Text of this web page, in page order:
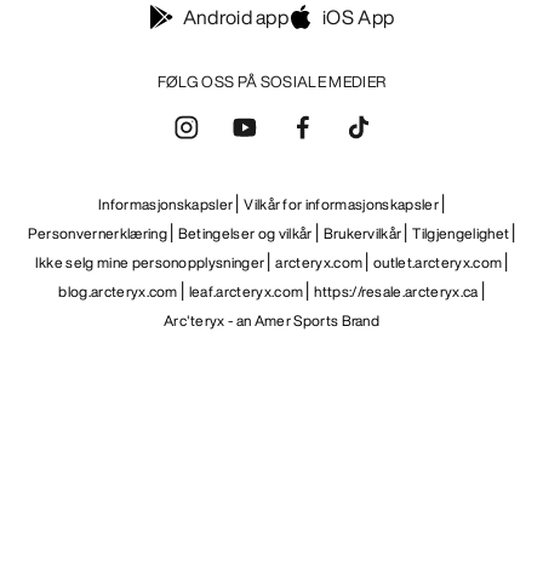
FØLG OSS PÅ SOSIALE MEDIER
Android app iOS App
Informasjonskapsler Vilkår for informasjonskapsler
Personvernerklæring Betingelser og vilkår Brukervilkår Tilgjengelighet
Ikke selg mine personopplysninger arcteryx.com outlet.arcteryx.com
blog.arcteryx.com leaf.arcteryx.com https://resale.arcteryx.ca
Arc'teryx - an Amer Sports Brand